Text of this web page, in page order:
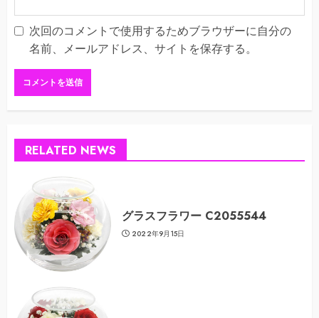
次回のコメントで使用するためブラウザーに自分の
名前、メールアドレス、サイトを保存する。
RELATED NEWS
グラスフラワー C2055544
2022年9月15日